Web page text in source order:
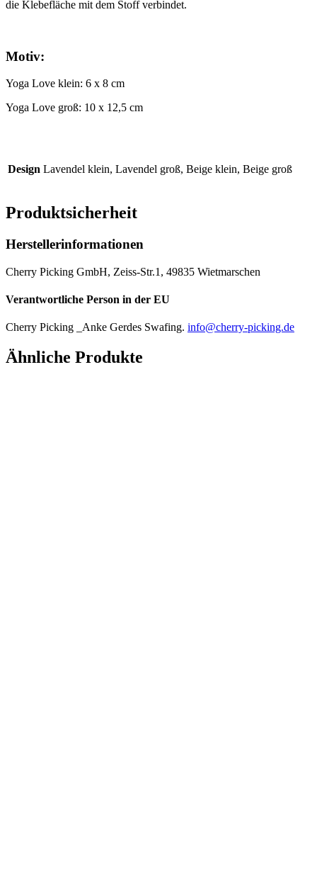
die Klebefläche mit dem Stoff verbindet.
Motiv:
Yoga Love klein: 6 x 8 cm
Yoga Love groß: 10 x 12,5 cm
Design Lavendel klein, Lavendel groß, Beige klein, Beige groß
Produktsicherheit
Herstellerinformationen
Cherry Picking GmbH, Zeiss-Str.1, 49835 Wietmarschen
Verantwortliche Person in der EU
Cherry Picking _Anke Gerdes Swafing. info@cherry-picking.de
Ähnliche Produkte